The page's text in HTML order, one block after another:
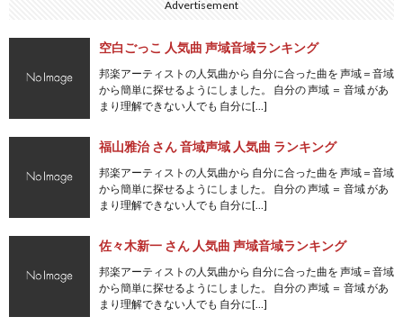
Advertisement
空白ごっこ 人気曲 声域音域ランキング
邦楽アーティストの人気曲から 自分に合った曲を 声域＝音域
から簡単に探せるようにしました。 自分の 声域 ＝ 音域 があ
まり理解できない人でも 自分に[…]
福山雅治 さん 音域声域 人気曲 ランキング
邦楽アーティストの人気曲から 自分に合った曲を 声域＝音域
から簡単に探せるようにしました。 自分の 声域 ＝ 音域 があ
まり理解できない人でも 自分に[…]
佐々木新一 さん 人気曲 声域音域ランキング
邦楽アーティストの人気曲から 自分に合った曲を 声域＝音域
から簡単に探せるようにしました。 自分の 声域 ＝ 音域 があ
まり理解できない人でも 自分に[…]